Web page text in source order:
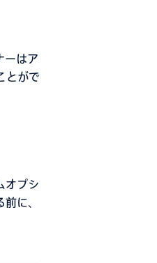
ーはア
とがで
オプシ
に、